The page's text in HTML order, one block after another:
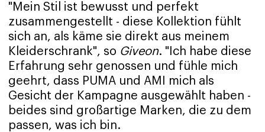
"Mein Stil ist bewusst und perfekt
zusammengestellt - diese Kollektion fühlt
sich an, als käme sie direkt aus meinem
Kleiderschrank", so Giveon. "Ich habe diese
Erfahrung sehr genossen und fühle mich
geehrt, dass PUMA und AMI mich als
Gesicht der Kampagne ausgewählt haben -
beides sind großartige Marken, die zu dem
passen, was ich bin.